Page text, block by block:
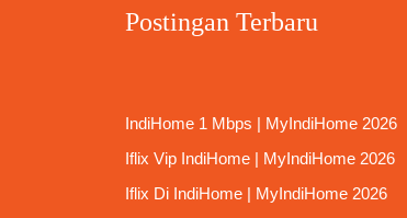
Postingan Terbaru
IndiHome 1 Mbps | MyIndiHome 2026
Iflix Vip IndiHome | MyIndiHome 2026
Iflix Di IndiHome | MyIndiHome 2026